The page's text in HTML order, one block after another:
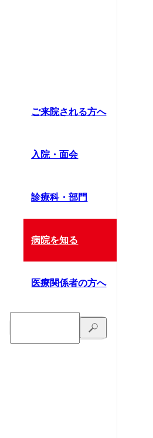
ご来院される方へ
入院・面会
診療科・部門
病院を知る
医療関係者の方へ